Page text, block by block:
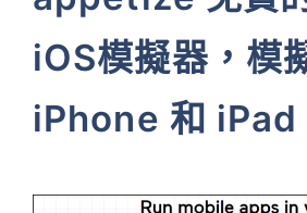
iOS模擬器，模
iPhone 和 iPad